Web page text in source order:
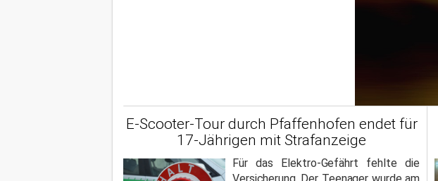
E-Scooter-Tour durch Pfaffenhofen endet für
17-Jährigen mit Strafanzeige
Für das Elektro-Gefährt fehlte die